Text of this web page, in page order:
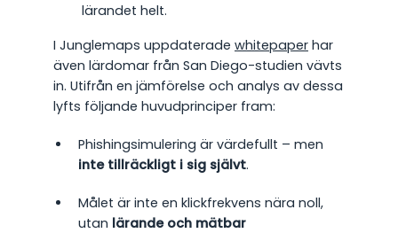
lärandet helt.
I Junglemaps uppdaterade whitepaper har
även lärdomar från San Diego-studien vävts
in. Utifrån en jämförelse och analys av dessa
lyfts följande huvudprinciper fram:
Phishingsimulering är värdefullt – men
inte tillräckligt i sig självt.
Målet är inte en klickfrekvens nära noll,
utan lärande och mätbar